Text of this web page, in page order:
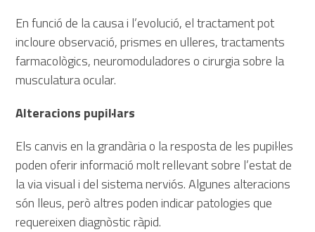
En funció de la causa i l’evolució, el tractament pot
incloure observació, prismes en ulleres, tractaments
farmacològics, neuromoduladores o cirurgia sobre la
musculatura ocular.
Alteracions pupil·lars
Els canvis en la grandària o la resposta de les pupil·les
poden oferir informació molt rellevant sobre l’estat de
la via visual i del sistema nerviós. Algunes alteracions
són lleus, però altres poden indicar patologies que
requereixen diagnòstic ràpid.